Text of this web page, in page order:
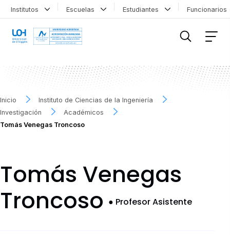
Institutos Escuelas Estudiantes
Inicio
Instituto de Ciencias de la Ingeniería
Investigación
Académicos
Tomás Venegas Troncoso
Tomás Venegas
Troncoso ● Profesor Asistente